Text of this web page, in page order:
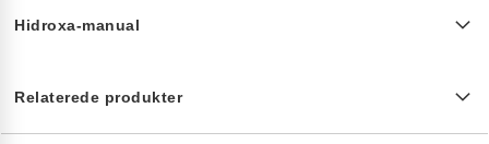
Hidroxa-manual
Relaterede produkter